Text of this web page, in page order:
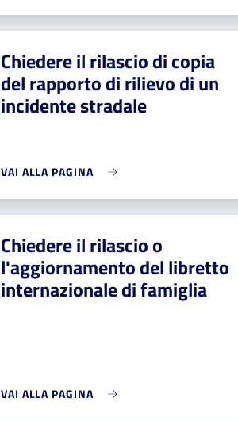
Chiedere il rilascio di copia
del rapporto di rilievo di un
incidente stradale
VAI ALLA PAGINA
Chiedere il rilascio o
l'aggiornamento del libretto
internazionale di famiglia
VAI ALLA PAGINA